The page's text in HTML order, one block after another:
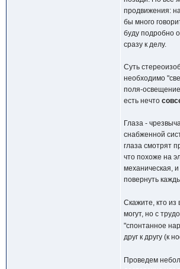
продвижения:
бы много
буду подробно
сразу к делу.
Суть
необходимо
поля-
есть нечто
Глаза -
снабженной
глаза смотрят
что похоже на
механическая,
повернуть
Скажите, кто из
могут, но с
"спонтанное
друг к другу (к
Проведем